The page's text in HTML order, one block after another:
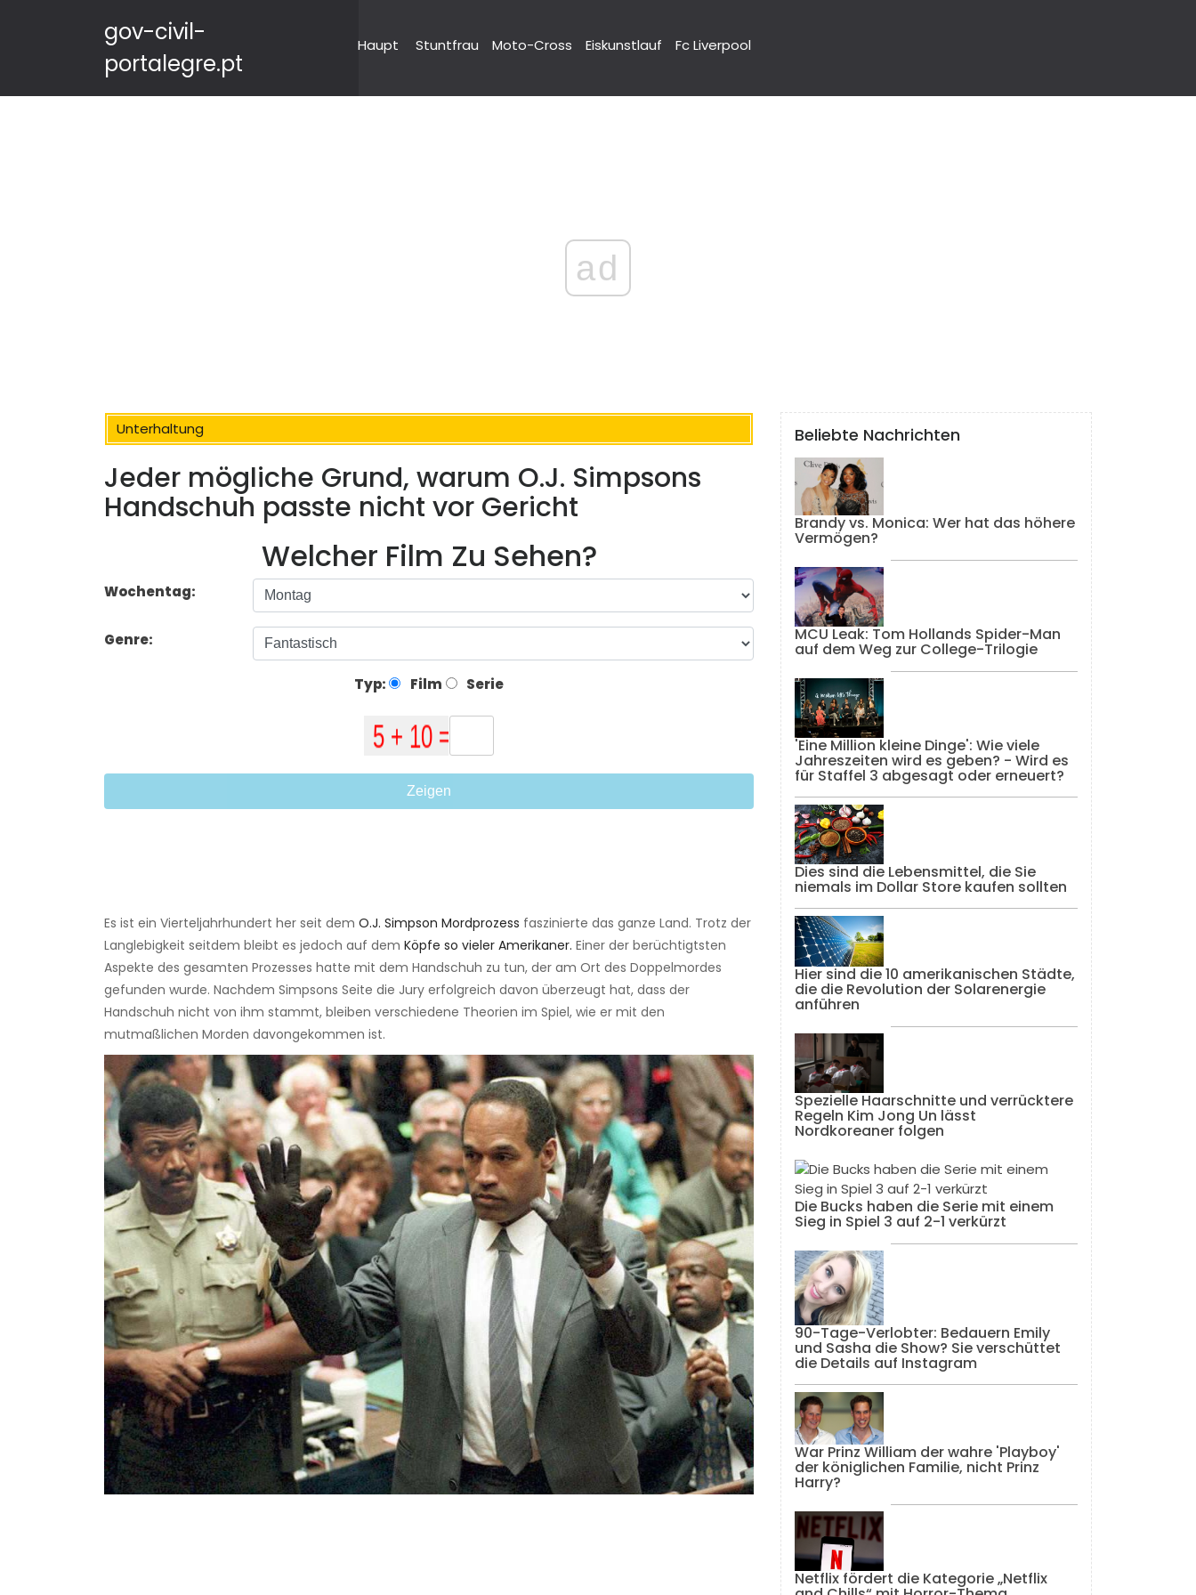
gov-civil-
portalegre.pt
Haupt Stuntfrau Moto-Cross Eiskunstlauf Fc Liverpool
ad
Unterhaltung
Jeder mögliche Grund, warum O.J. Simpsons
Handschuh passte nicht vor Gericht
Welcher Film Zu Sehen?
Wochentag:
Genre:
Typ: Film Serie
Zeigen
Es ist ein Vierteljahrhundert her seit dem O.J. Simpson Mordprozess faszinierte das ganze Land. Trotz der
Langlebigkeit seitdem bleibt es jedoch auf dem Köpfe so vieler Amerikaner. Einer der berüchtigtsten
Aspekte des gesamten Prozesses hatte mit dem Handschuh zu tun, der am Ort des Doppelmordes
gefunden wurde. Nachdem Simpsons Seite die Jury erfolgreich davon überzeugt hat, dass der
Handschuh nicht von ihm stammt, bleiben verschiedene Theorien im Spiel, wie er mit den
mutmaßlichen Morden davongekommen ist.
Beliebte Nachrichten
Brandy vs. Monica: Wer hat das höhere
Vermögen?
MCU Leak: Tom Hollands Spider-Man
auf dem Weg zur College-Trilogie
'Eine Million kleine Dinge': Wie viele
Jahreszeiten wird es geben? - Wird es
für Staffel 3 abgesagt oder erneuert?
Dies sind die Lebensmittel, die Sie
niemals im Dollar Store kaufen sollten
Hier sind die 10 amerikanischen Städte,
die die Revolution der Solarenergie
anführen
Spezielle Haarschnitte und verrücktere
Regeln Kim Jong Un lässt
Nordkoreaner folgen
Die Bucks haben die Serie mit einem
Sieg in Spiel 3 auf 2-1 verkürzt
90-Tage-Verlobter: Bedauern Emily
und Sasha die Show? Sie verschüttet
die Details auf Instagram
War Prinz William der wahre 'Playboy'
der königlichen Familie, nicht Prinz
Harry?
Netflix fördert die Kategorie „Netflix